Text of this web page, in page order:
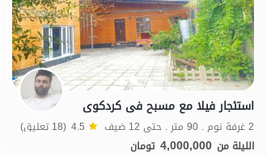
استئجار فیلا مع مسبح فی کردکوی
2 غرفة نوم . 90 متر . حتى 12 ضيف 4.5 (18 تعليق)
الليلة من 4,000,000 تومان